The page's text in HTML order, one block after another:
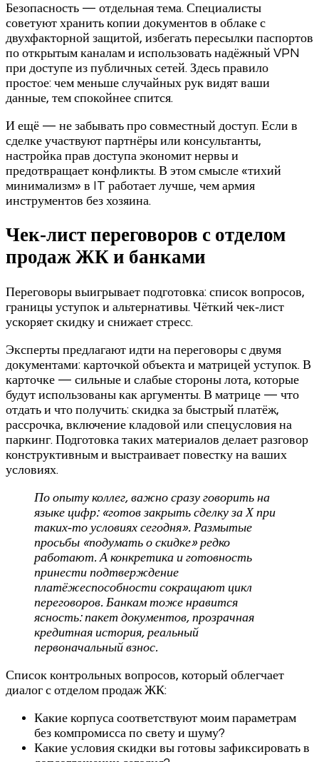
Безопасность — отдельная тема. Специалисты
советуют хранить копии документов в облаке с
двухфакторной защитой, избегать пересылки паспортов
по открытым каналам и использовать надёжный VPN
при доступе из публичных сетей. Здесь правило
простое: чем меньше случайных рук видят ваши
данные, тем спокойнее спится.
И ещё — не забывать про совместный доступ. Если в
сделке участвуют партнёры или консультанты,
настройка прав доступа экономит нервы и
предотвращает конфликты. В этом смысле «тихий
минимализм» в IT работает лучше, чем армия
инструментов без хозяина.
Чек‑лист переговоров с отделом
продаж ЖК и банками
Переговоры выигрывает подготовка: список вопросов,
границы уступок и альтернативы. Чёткий чек‑лист
ускоряет скидку и снижает стресс.
Эксперты предлагают идти на переговоры с двумя
документами: карточкой объекта и матрицей уступок. В
карточке — сильные и слабые стороны лота, которые
будут использованы как аргументы. В матрице — что
отдать и что получить: скидка за быстрый платёж,
рассрочка, включение кладовой или спецусловия на
паркинг. Подготовка таких материалов делает разговор
конструктивным и выстраивает повестку на ваших
условиях.
По опыту коллег, важно сразу говорить на
языке цифр: «готов закрыть сделку за Х при
таких‑то условиях сегодня». Размытые
просьбы «подумать о скидке» редко
работают. А конкретика и готовность
принести подтверждение
платёжеспособности сокращают цикл
переговоров. Банкам тоже нравится
ясность: пакет документов, прозрачная
кредитная история, реальный
первоначальный взнос.
Список контрольных вопросов, который облегчает
диалог с отделом продаж ЖК:
Какие корпуса соответствуют моим параметрам
без компромисса по свету и шуму?
Какие условия скидки вы готовы зафиксировать в